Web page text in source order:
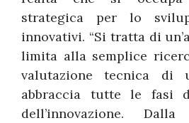
strategica per lo
innovativi. “Si tratta di
limita alla semplice
valutazione tecnica di
abbraccia tutte le fasi
dell’innovazione.